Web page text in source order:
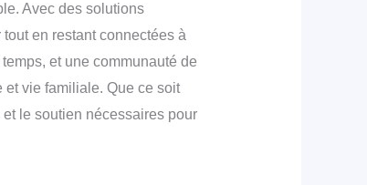
Avec des solutions
en restant connectées à
et une communauté de
vie familiale. Que ce soit
le soutien nécessaires pour